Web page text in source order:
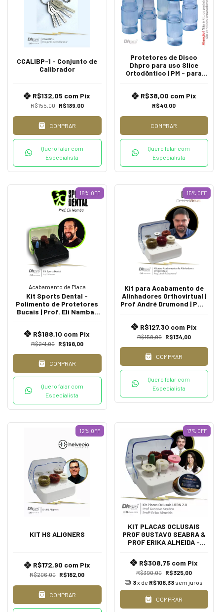
CCALIBP-1 - Conjunto de
Calibrador
R$155,00 R$139,00
R$132,05 com Pix
COMPRAR
Quero falar com
Especialista
Protetores de Disco
Dhpro para uso Slice
Ortodôntico | PM - para
R$40,00
R$38,00 com Pix
COMPRAR
Quero falar com
Especialista
18% OFF
Acabamento de Placa
Kit Sports Dental -
Polimento de Protetores
Bucais | Prof. Eli Namba |
R$241,00 R$198,00
R$188,10 com Pix
COMPRAR
Quero falar com
Especialista
15% OFF
Kit para Acabamento de
Alinhadores Orthovirtual |
Prof André Drumond | PM -
R$158,00 R$134,00
R$127,30 com Pix
COMPRAR
Quero falar com
Especialista
12% OFF
KIT HS ALIGNERS
R$206,00 R$182,00
R$172,90 com Pix
COMPRAR
17% OFF
KIT PLACAS OCLUSAIS
PROF GUSTAVO SEABRA &
PROF ERIKA ALMEIDA -
R$390,00 R$325,00
R$308,75 com Pix
3x de R$108,33 sem juros
COMPRAR